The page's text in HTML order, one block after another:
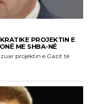
PROJEKTIN E
ME SHBA-NË